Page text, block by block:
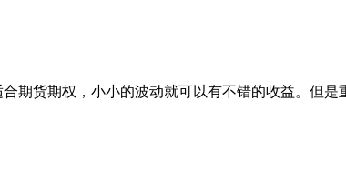
期货期权，小小的波动就可以有不错的收益。但是